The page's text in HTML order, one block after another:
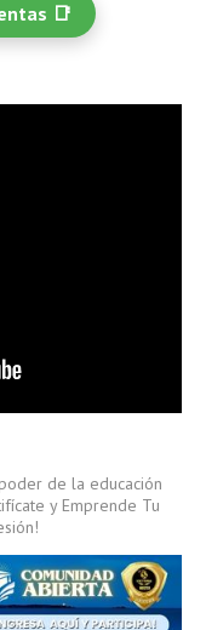
📑
de la educación
y Emprende Tu